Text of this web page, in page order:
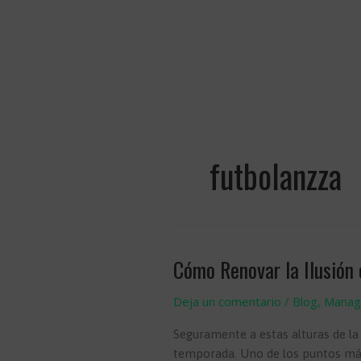
futbolanzza
Cómo Renovar la
Deja un comentario / Blog,
Seguramente a estas alturas de
temporada. Uno de los puntos